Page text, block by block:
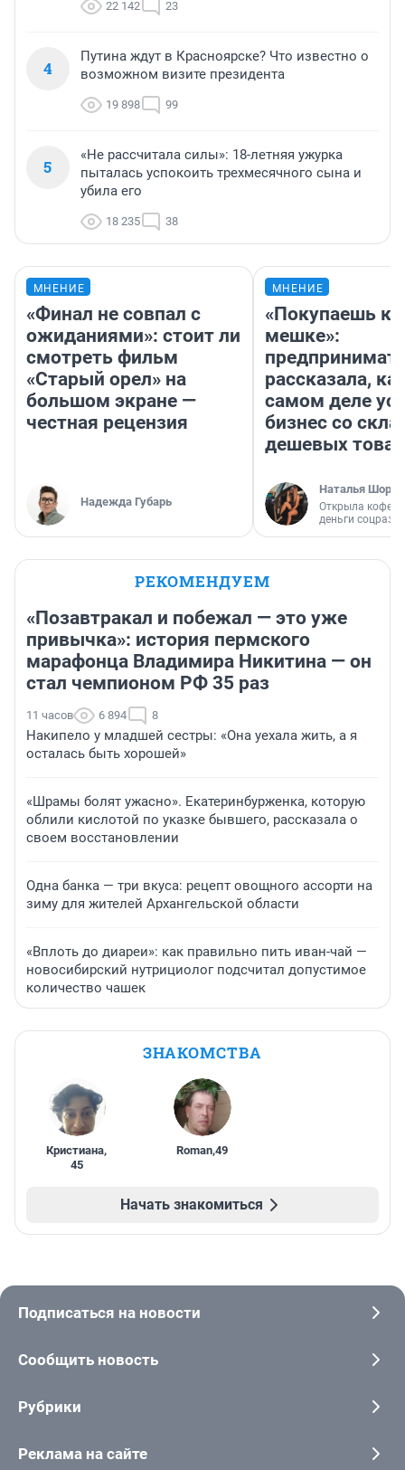
22 142 23
4
Путина ждут в Красноярске? Что известно о
возможном визите президента
19 898 99
5
«Не рассчитала силы»: 18-летняя ужурка
пыталась успокоить трехмесячного сына и
убила его
18 235 38
МНЕНИЕ
«Финал не совпал с
ожиданиями»: стоит ли
смотреть фильм
«Старый орел» на
большом экране —
честная рецензия
Надежда Губарь
МНЕНИЕ
«Покупаешь
мешке»:
рассказала,
самом деле
бизнес со
дешевых
Наталья
Открыла
деньги
РЕКОМЕНДУЕМ
«Позавтракал и побежал — это уже
привычка»: история пермского
марафонца Владимира Никитина — он
стал чемпионом РФ 35 раз
11 часов 6 894 8
Накипело у младшей сестры: «Она уехала жить, а я
осталась быть хорошей»
«Шрамы болят ужасно». Екатеринбурженка, которую
облили кислотой по указке бывшего, рассказала о
своем восстановлении
Одна банка — три вкуса: рецепт овощного ассорти на
зиму для жителей Архангельской области
«Вплоть до диареи»: как правильно пить иван-чай —
новосибирский нутрициолог подсчитал допустимое
количество чашек
ЗНАКОМСТВА
Кристиана,
45
Roman,49
Начать знакомиться
Подписаться на новости
Сообщить новость
Рубрики
Реклама на сайте